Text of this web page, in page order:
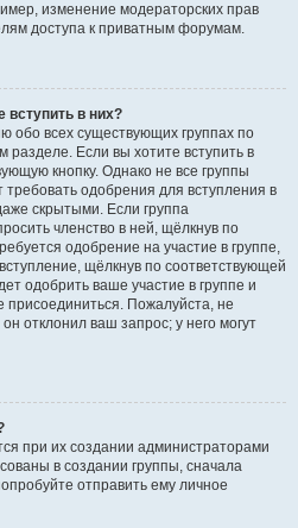
изменение модераторских прав
доступа к приватным форумам.
вступить в них?
обо всех существующих группах по
Если вы хотите вступить в
кнопку. Однако не все группы
одобрения для вступления в
скрытыми. Если группа
членство в ней, щёлкнув по
одобрение на участие в группе,
щёлкнув по соответствующей
одобрить ваше участие в группе и
присоединиться. Пожалуйста, не
отклонил ваш запрос; у него могут
при их создании администраторами
в создании группы, сначала
отправить ему личное